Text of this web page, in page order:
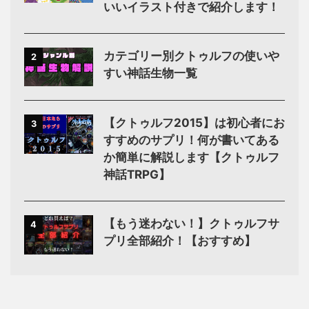
いいイラスト付きで紹介します！
2
カテゴリー別クトゥルフの使いや
すい神話生物一覧
3
【クトゥルフ2015】は初心者にお
すすめのサプリ！何が書いてある
か簡単に解説します【クトゥルフ
神話TRPG】
4
【もう迷わない！】クトゥルフサ
プリ全部紹介！【おすすめ】